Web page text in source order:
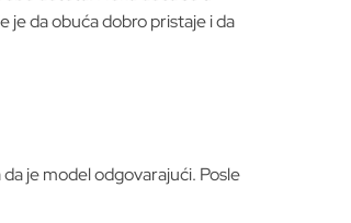
je da obuća dobro pristaje i da
je model odgovarajući. Posle